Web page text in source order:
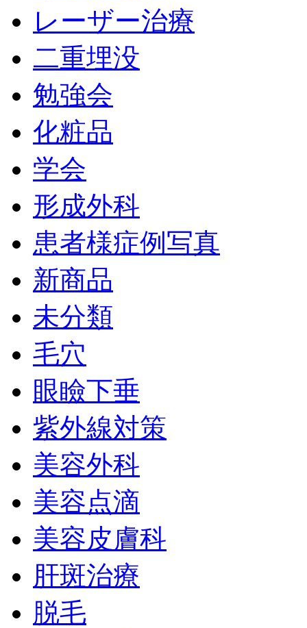
レーザー治療
二重埋没
勉強会
化粧品
学会
形成外科
患者様症例写真
新商品
未分類
毛穴
眼瞼下垂
紫外線対策
美容外科
美容点滴
美容皮膚科
肝斑治療
脱毛